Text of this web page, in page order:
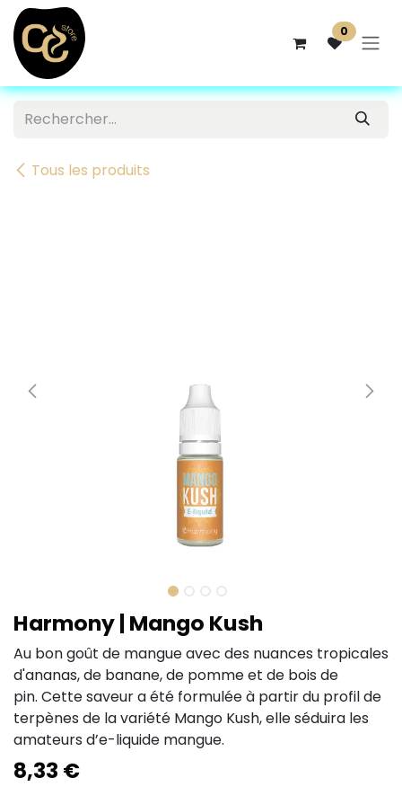
Se rendre au contenu
0
Tous les produits
Harmony | Mango Kush
Au bon goût de mangue avec des nuances tropicales
d'ananas, de banane, de pomme et de bois de
pin. Cette saveur a été formulée à partir du profil de
terpènes de la variété Mango Kush, elle séduira les
amateurs d’e-liquide mangue.
8,33 €